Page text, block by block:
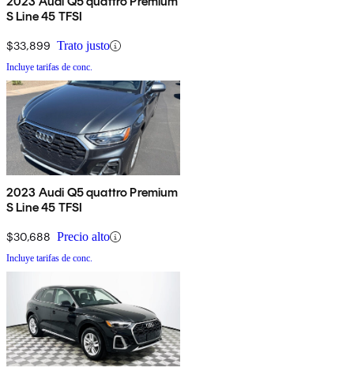
S Line 45 TFSI
$33,899 Trato justo
Incluye tarifas de conc.
2023 Audi Q5 quattro Premium
S Line 45 TFSI
$30,688 Precio alto
Incluye tarifas de conc.